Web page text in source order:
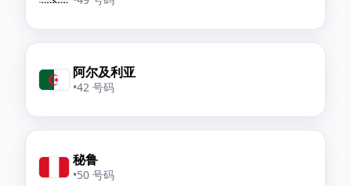
阿尔及利亚
•42 号码
秘鲁
•50 号码